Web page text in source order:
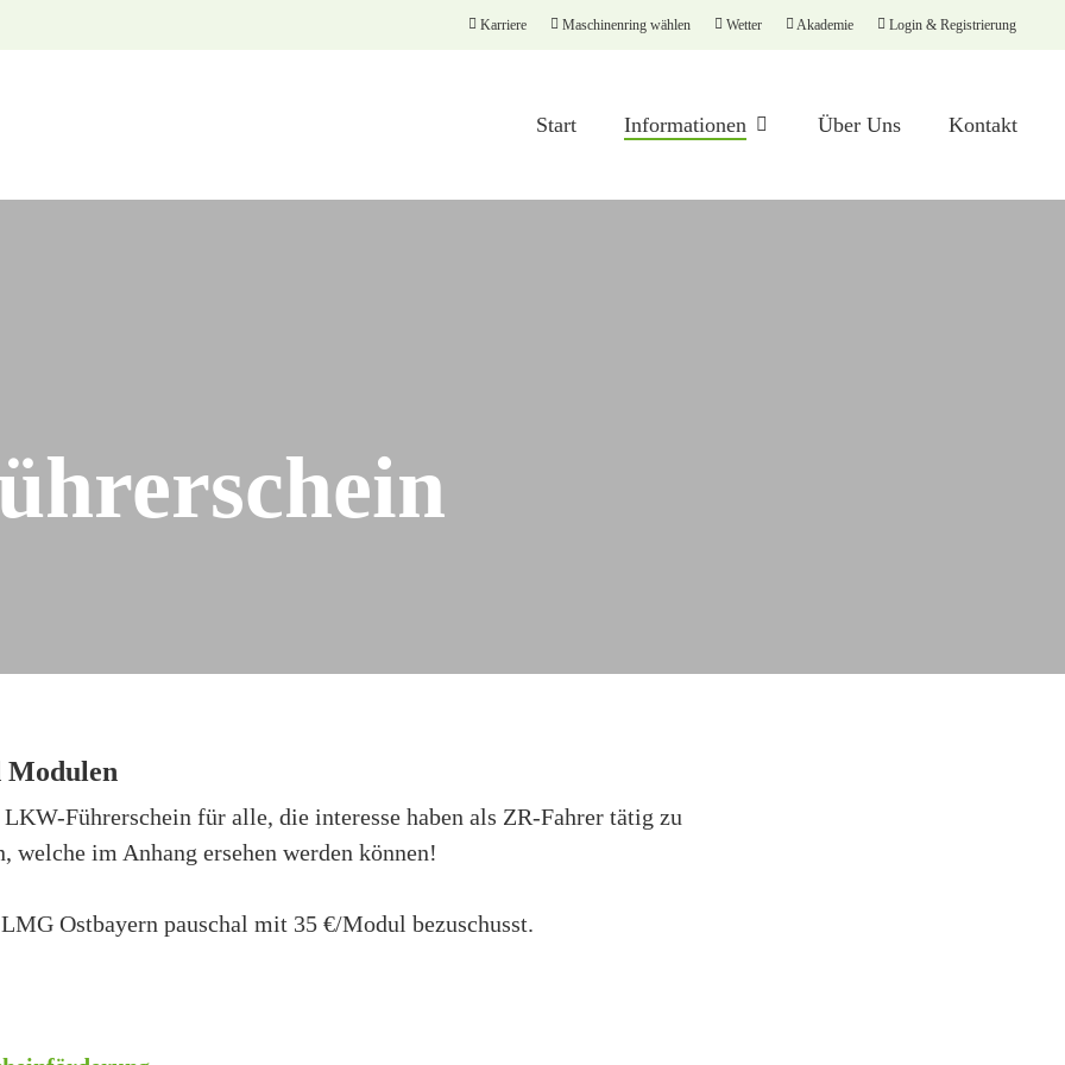
Karriere Maschinenring wählen Wetter Akademie Login & Registrierung
Start Informationen Über Uns Kontakt
Führerschein für alle, die interesse haben als ZR-Fahrer tätig zu
im Anhang ersehen werden können!
Ostbayern pauschal mit 35 €/Modul bezuschusst.